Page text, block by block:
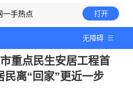
一手热点 打开
无障碍
重点民生安居工程首
民离“回家”更近一步